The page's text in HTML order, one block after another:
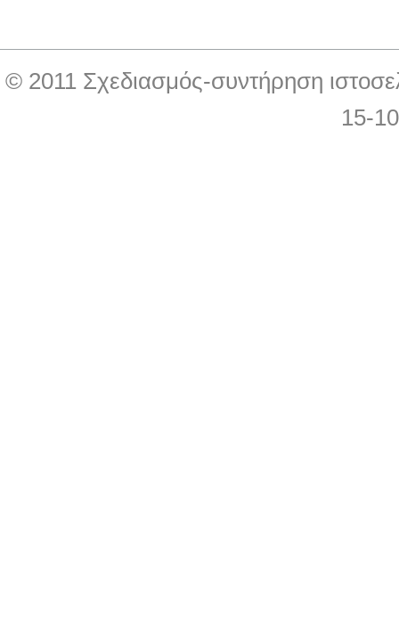
© 2011 Σχεδιασμός-συντήρηση
15-